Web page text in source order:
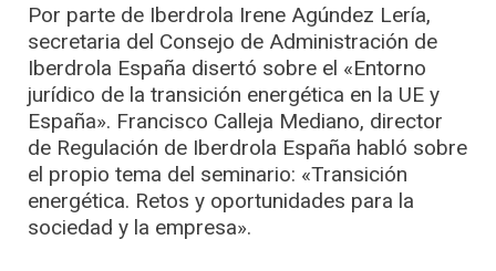
Por parte de Iberdrola Irene Agúndez Lería,
secretaria del Consejo de Administración de
Iberdrola España disertó sobre el «Entorno
jurídico de la transición energética en la UE y
España». Francisco Calleja Mediano, director
de Regulación de Iberdrola España habló sobre
el propio tema del seminario: «Transición
energética. Retos y oportunidades para la
sociedad y la empresa».